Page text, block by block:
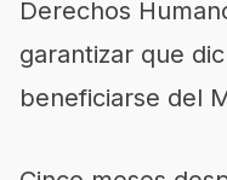
Derechos
garantizar que
beneficiarse del